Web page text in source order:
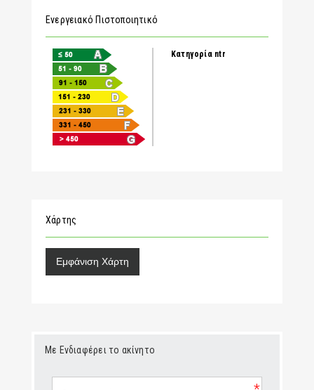
Ενεργειακό Πιστοποιητικό
Κατηγορία ntr
Χάρτης
Εμφάνιση Χάρτη
Με Ενδιαφέρει το ακίνητο